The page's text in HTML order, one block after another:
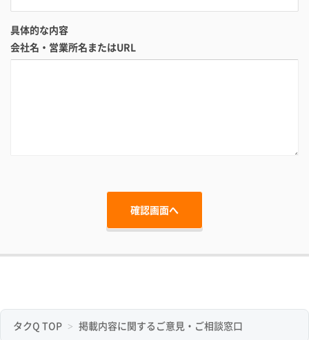
具体的な内容
会社名・営業所名またはURL
タクQ TOP 掲載内容に関するご意見・ご相談窓口